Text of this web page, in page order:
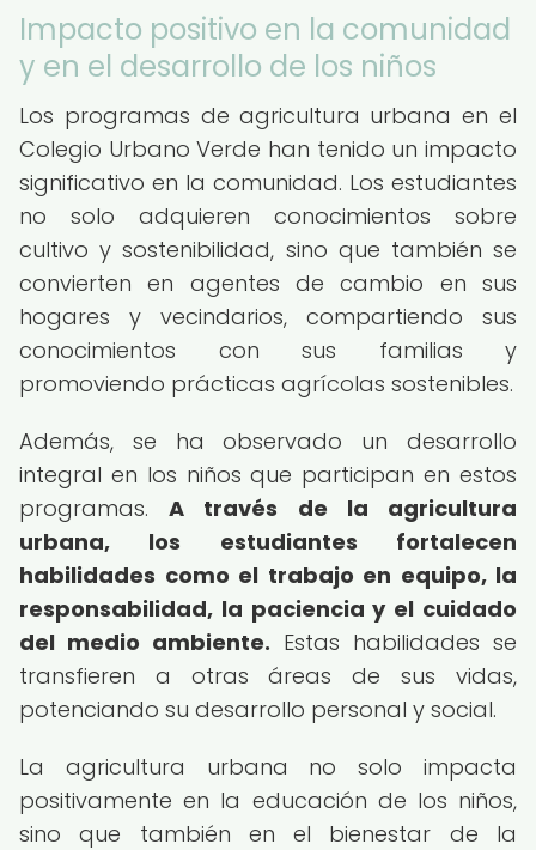
Impacto positivo en la comunidad
y en el desarrollo de los niños
Los programas de agricultura urbana en el
Colegio Urbano Verde han tenido un impacto
significativo en la comunidad. Los estudiantes
no solo adquieren conocimientos sobre
cultivo y sostenibilidad, sino que también se
convierten en agentes de cambio en sus
hogares y vecindarios, compartiendo sus
conocimientos con sus familias y
promoviendo prácticas agrícolas sostenibles.
Además, se ha observado un desarrollo
integral en los niños que participan en estos
programas.A través de la agricultura
urbana, los estudiantes fortalecen
habilidades como el trabajo en equipo, la
responsabilidad, la paciencia y el cuidado
del medio ambiente. Estas habilidades se
transfieren a otras áreas de sus vidas,
potenciando su desarrollo personal y social.
La agricultura urbana no solo impacta
positivamente en la educación de los niños,
sino que también en el bienestar de la